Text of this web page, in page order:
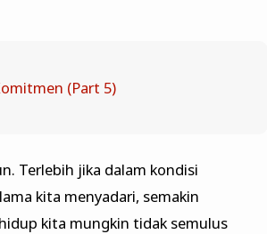
(Part 5)
Terlebih jika dalam kondisi
kita menyadari, semakin
kita mungkin tidak semulus